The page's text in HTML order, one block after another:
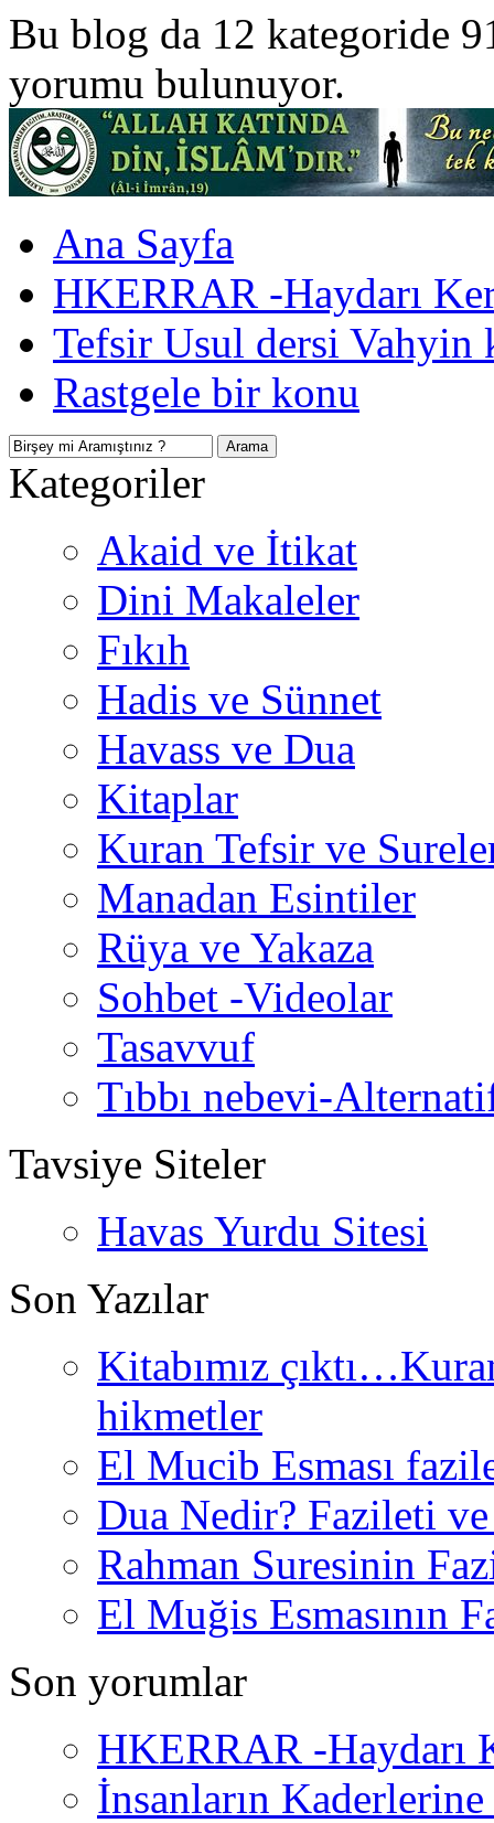
Bu blog da 12 kategoride
yorumu bulunuyor.
Ana Sayfa
HKERRAR -Haydarı
Tefsir Usul dersi Vahyin
Rastgele bir konu
Kategoriler
Akaid ve İtikat
Dini Makaleler
Fıkıh
Hadis ve Sünnet
Havass ve Dua
Kitaplar
Kuran Tefsir ve
Manadan Esintiler
Rüya ve Yakaza
Sohbet -Videolar
Tasavvuf
Tıbbı nebevi-
Tavsiye Siteler
Havas Yurdu Sitesi
Son Yazılar
Kitabımız
hikmetler
El Mucib Esması
Dua Nedir? Fazileti
Rahman Suresinin
El Muğis Esmasının
Son yorumlar
HKERRAR -Haydarı
İnsanların